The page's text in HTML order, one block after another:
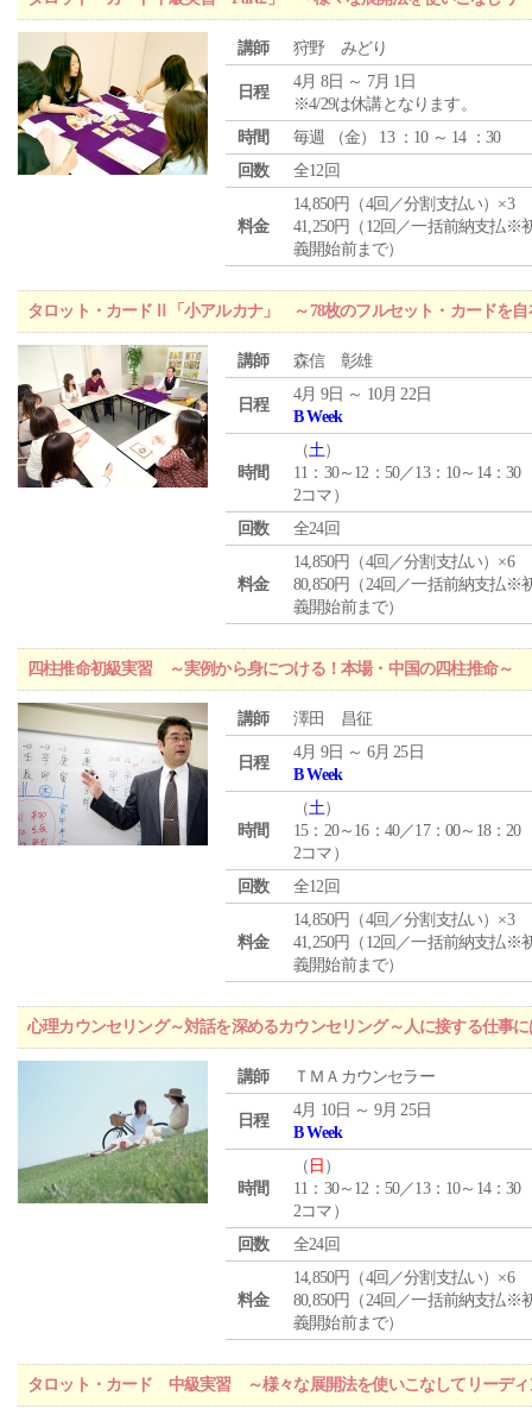
講師 狩野 みどり
日程
4月 8日 ～ 7月 1日
※4/29は休講となります。
時間
毎週 （金） 13 ：10 ～ 14 ：30
回数
全12回
料金
14,850円（4回／分割支払い）×3
41,250円（12回／一括前納支払※
義開始前まで）
タロット・カードⅡ「小アルカナ」 ～78枚のフルセット・カードを自
講師 森信 彰雄
日程
4月 9日 ～ 10月 22日
B Week
時間
（土）
11：30～12：50／13：10～14：30
2コマ）
回数
全24回
料金
14,850円（4回／分割支払い）×6
80,850円（24回／一括前納支払※
義開始前まで）
四柱推命初級実習 ～実例から身につける！本場・中国の四柱推命～
講師 澤田 昌征
日程
4月 9日 ～ 6月 25日
B Week
時間
（土）
15：20～16：40／17：00～18：20
2コマ）
回数
全12回
料金
14,850円（4回／分割支払い）×3
41,250円（12回／一括前納支払※
義開始前まで）
心理カウンセリング～対話を深めるカウンセリング～人に接する仕事
講師 ＴＭＡカウンセラー
日程
4月 10日 ～ 9月 25日
B Week
時間
（ 日 ）
11：30～12：50／13：10～14：30
2コマ）
回数
全24回
料金
14,850円（4回／分割支払い）×6
80,850円（24回／一括前納支払※
義開始前まで）
タロット・カード 中級実習 ～様々な展開法を使いこなしてリーディ